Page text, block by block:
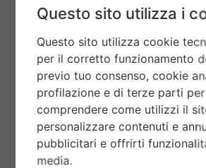
Questo sito utilizza i
Questo sito utilizza cookie
per il corretto funzionamento
previo tuo consenso, cookie
profilazione e di terze parti per
comprendere come utilizzi il
personalizzare contenuti e
pubblicitari e offrirti
media.